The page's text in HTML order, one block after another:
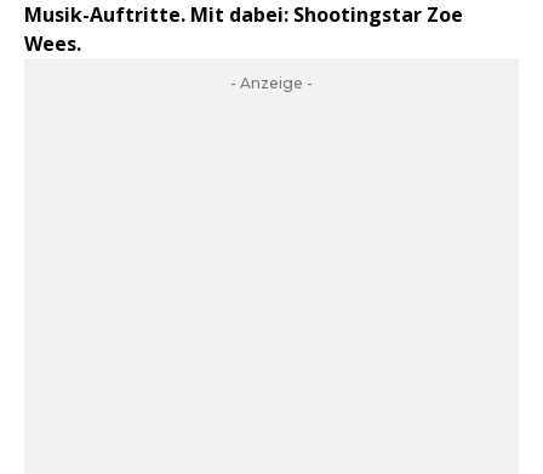
Musik-Auftritte. Mit dabei: Shootingstar Zoe
Wees.
- Anzeige -